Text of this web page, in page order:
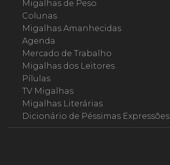
Migalhas de Peso
Colunas
Migalhas Amanhecidas
Agenda
Mercado de Trabalho
Migalhas dos Leitores
Pílulas
TV Migalhas
Migalhas Literárias
Dicionário de Péssimas Expressões